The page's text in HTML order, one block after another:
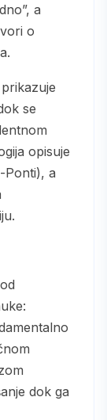
a
o
se
opisuje
Ponti), a
dok ga